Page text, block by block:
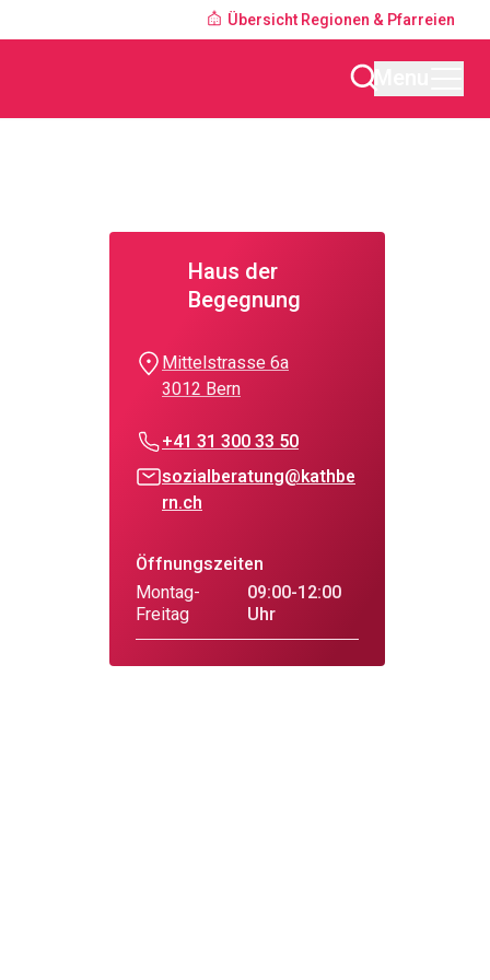
Übersicht Regionen & Pfarreien
Haus der
Begegnung
Mittelstrasse 6a
3012 Bern
+41 31 300 33 50
sozialberatung@kathbe
rn.ch
Öffnungszeiten
Montag-
Freitag
09:00-12:00
Uhr